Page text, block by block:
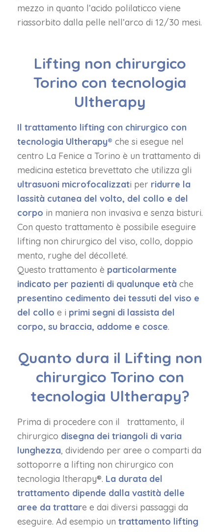
mezzo in quanto l’acido polilaticco viene
riassorbito dalla pelle nell’arco di 12/30 mesi.
Lifting non chirurgico
Torino con tecnologia
Ultherapy
Il trattamento lifting con chirurgico con
tecnologia Ultherapy® che si esegue nel
centro La Fenice a Torino è un trattamento di
medicina estetica brevettato che utilizza gli
ultrasuoni microfocalizzati per ridurre la
lassità cutanea del volto, del collo e del
corpo in maniera non invasiva e senza bisturi.
Con questo trattamento è possibile eseguire
lifting non chirurgico del viso, collo, doppio
mento, rughe del décolleté.
Questo trattamento è particolarmente
indicato per pazienti di qualunque età che
presentino cedimento dei tessuti del viso e
del collo e i primi segni di lassista del
corpo, su braccia, addome e cosce.
Quanto dura il Lifting non
chirurgico Torino con
tecnologia Ultherapy?
Prima di procedere con il trattamento, il
chirurgico disegna dei triangoli di varia
lunghezza, dividendo per aree o comparti da
sottoporre a lifting non chirurgico con
tecnologia ltherapy®. La durata del
trattamento dipende dalla vastità delle
aree da trattare e dai diversi passaggi da
eseguire. Ad esempio un trattamento lifting